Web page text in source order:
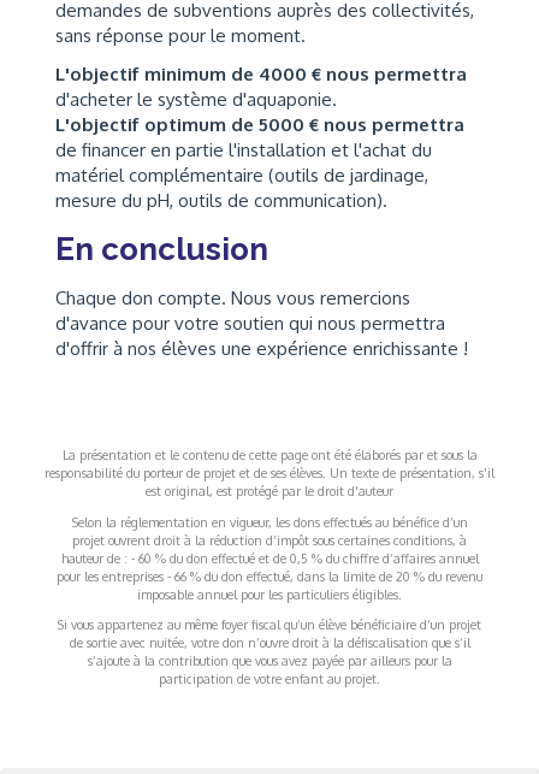
demandes de subventions auprès des collectivités,
sans réponse pour le moment.
L'objectif minimum de 4000 € nous permettra
d'acheter le système d'aquaponie.
L'objectif optimum de 5000 € nous permettra
de financer en partie l'installation et l'achat du
matériel complémentaire (outils de jardinage,
mesure du pH, outils de communication).
En conclusion
Chaque don compte. Nous vous remercions
d'avance pour votre soutien qui nous permettra
d'offrir à nos élèves une expérience enrichissante !
La présentation et le contenu de cette page ont été élaborés par et sous la
responsabilité du porteur de projet et de ses élèves. Un texte de présentation, s'il
est original, est protégé par le droit d'auteur
Selon la réglementation en vigueur, les dons effectués au bénéfice d’un
projet ouvrent droit à la réduction d’impôt sous certaines conditions, à
hauteur de : - 60 % du don effectué et de 0,5 % du chiffre d’affaires annuel
pour les entreprises - 66 % du don effectué, dans la limite de 20 % du revenu
imposable annuel pour les particuliers éligibles.
Si vous appartenez au même foyer fiscal qu’un élève bénéficiaire d’un projet
de sortie avec nuitée, votre don n’ouvre droit à la défiscalisation que s’il
s’ajoute à la contribution que vous avez payée par ailleurs pour la
participation de votre enfant au projet.